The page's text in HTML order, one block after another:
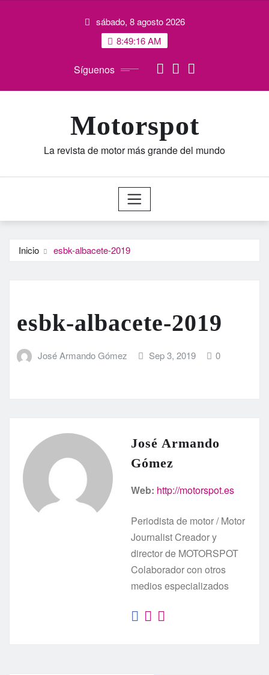
sábado, 8 agosto 2026
8:49:17 AM
Síguenos
Motorspot
La revista de motor más grande del mundo
Inicio esbk-albacete-2019
esbk-albacete-2019
José Armando Gómez Sep 3, 2019 0
José Armando
Gómez
Web: http://motorspot.es
Periodista de motor / Motor
Journalist Creador y
director de MOTORSPOT
Colaborador con otros
medios especializados